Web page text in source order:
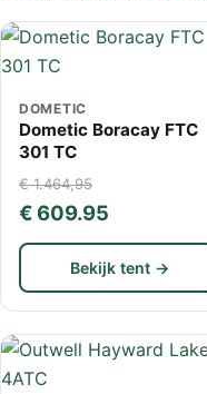
DOMETIC
Dometic Boracay FTC
301 TC
€ 1.464,95
€ 609.95
Bekijk tent →